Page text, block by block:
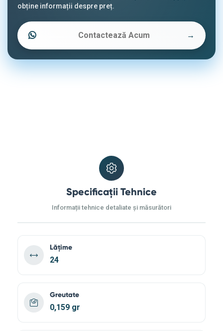
obține informații despre preț.
Contactează Acum →
Specificații Tehnice
Informații tehnice detaliate și măsurători
Lățime
24
Greutate
0,159 gr